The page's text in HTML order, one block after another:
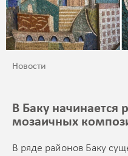
Новости
В Баку начинается
мозаичных
В ряде районов Баку